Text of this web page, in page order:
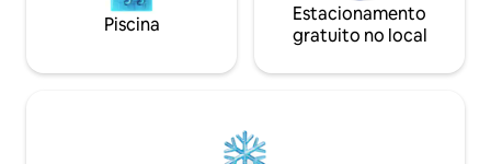
Piscina
Estacionamento
gratuito no local